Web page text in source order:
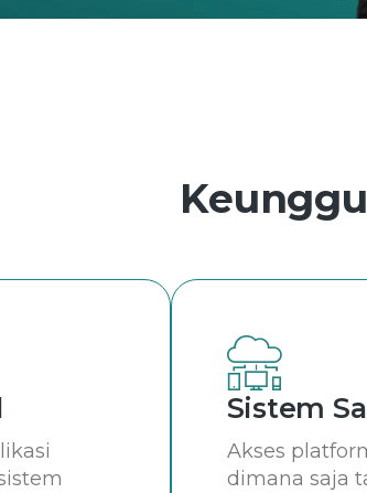
Sistem
Akses
dimana saja